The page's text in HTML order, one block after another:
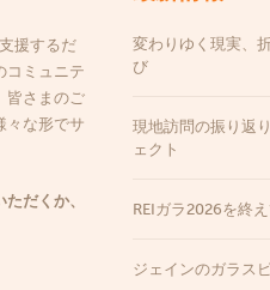
援するだ
コミュニテ
皆さまのご
々な形でサ
ただくか、
変わりゆく現実、
び
現地訪問の振り返
ェクト
REIガラ2026を終
ジェインのガラス